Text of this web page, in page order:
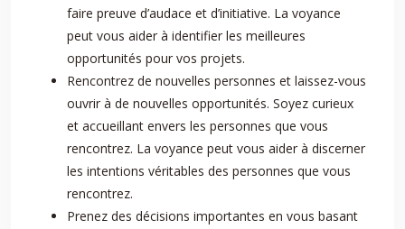
faire preuve d’audace et d’initiative. La voyance
peut vous aider à identifier les meilleures
opportunités pour vos projets.
Rencontrez de nouvelles personnes et laissez-vous
ouvrir à de nouvelles opportunités. Soyez curieux
et accueillant envers les personnes que vous
rencontrez. La voyance peut vous aider à discerner
les intentions véritables des personnes que vous
rencontrez.
Prenez des décisions importantes en vous basant